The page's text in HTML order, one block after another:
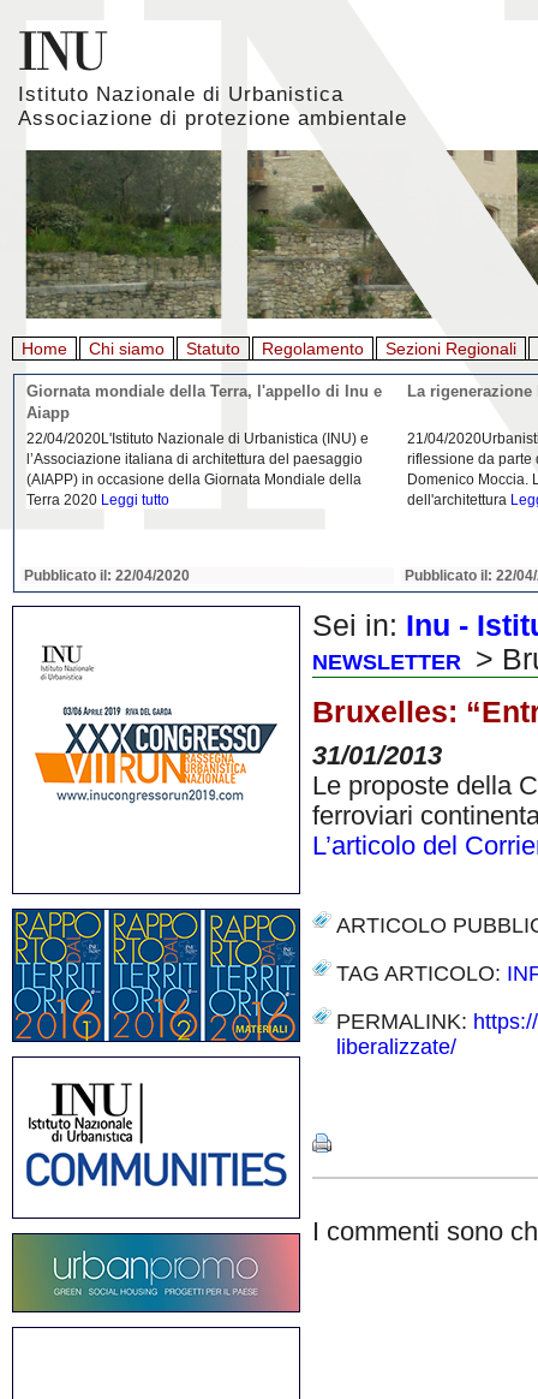
Istituto Nazionale di Urbanistica
Associazione di protezione ambientale
Home Chi siamo Statuto Regolamento Sezioni Regionali
Giornata mondiale della Terra, l'appello di Inu e
Aiapp
22/04/2020L'Istituto Nazionale di Urbanistica (INU) e
l’Associazione italiana di architettura del paesaggio
(AIAPP) in occasione della Giornata Mondiale della
Terra 2020 Leggi tutto
Pubblicato il: 22/04/2020
La
21/04/
riflessione da parte
Domenico Moccia.
dell'architettura
Pubblicato il: 22/
Sei in: Inu -
NEWSLETTER
>
Bruxelles:
31/01/2013
Le proposte della
ferroviari
L’articolo del
ARTICOLO
TAG ARTICOLO:
PERMALINK:
liberalizzate/
I commenti sono